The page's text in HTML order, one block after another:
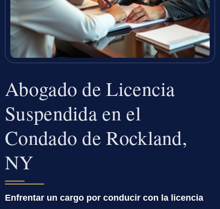
Abogado de Licencia
Suspendida en el
Condado de Rockland,
NY
Enfrentar un cargo por conducir con la licencia